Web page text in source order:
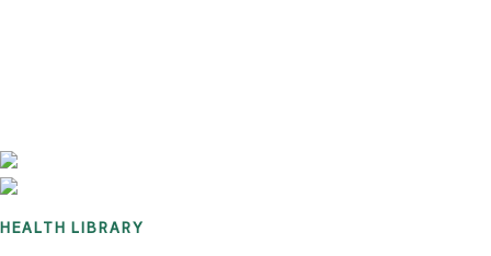
HEALTH LIBRARY